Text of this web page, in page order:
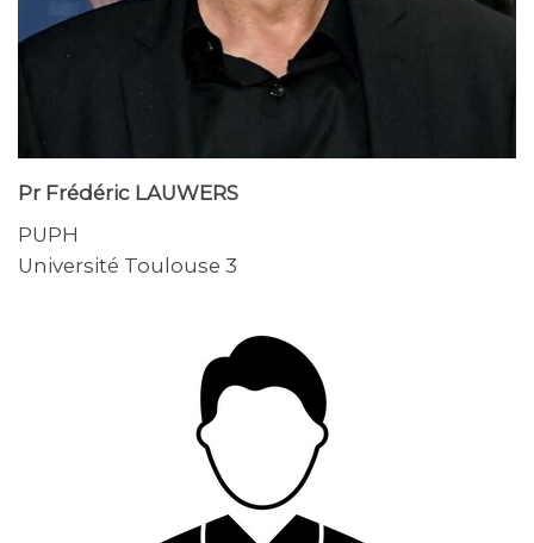
Pr Frédéric LAUWERS
PUPH
Université Toulouse 3